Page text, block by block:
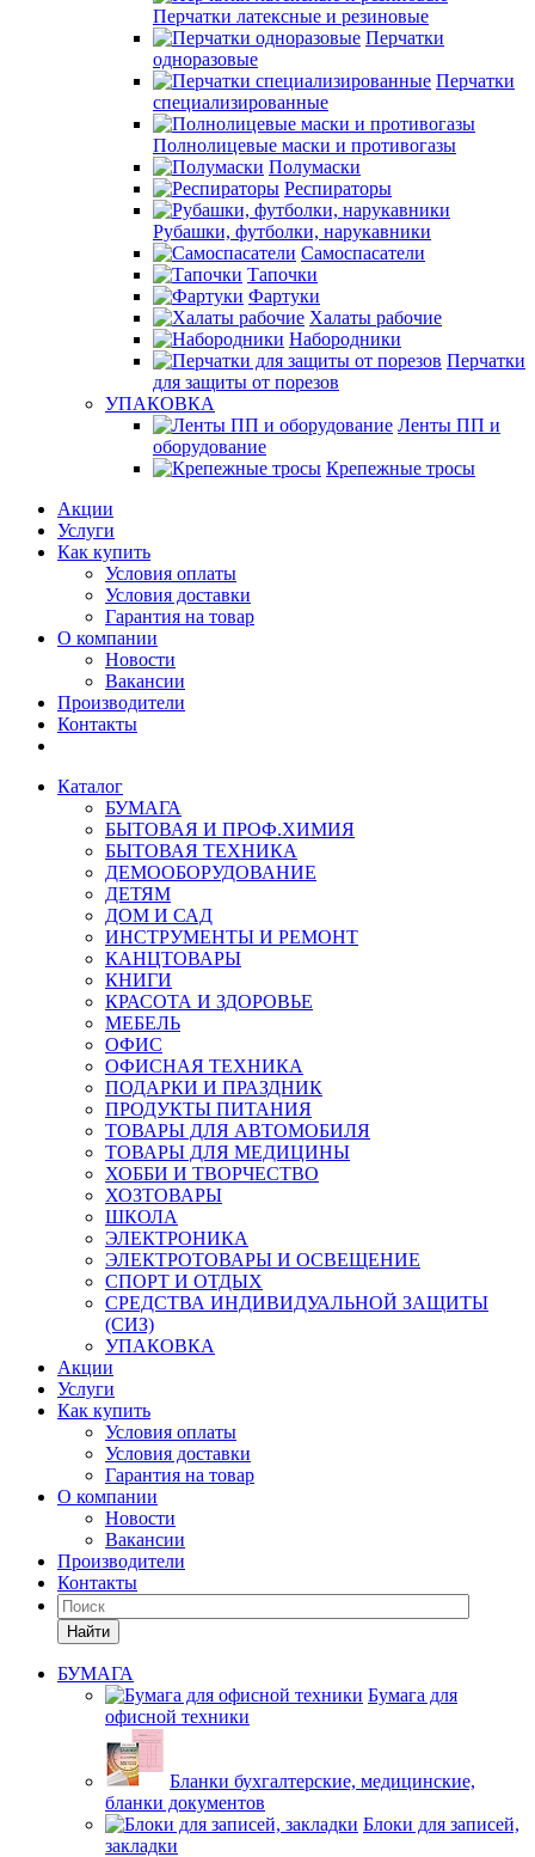
Перчатки латексные и резиновые
Перчатки
одноразовые
Перчатки
специализированные
Полнолицевые маски и противогазы
Полумаски
Респираторы
Рубашки, футболки, нарукавники
Самоспасатели
Тапочки
Фартуки
Халаты рабочие
Набородники
Перчатки
для защиты от порезов
УПАКОВКА
Ленты ПП и
оборудование
Крепежные тросы
Акции
Услуги
Как купить
Условия оплаты
Условия доставки
Гарантия на товар
О компании
Новости
Вакансии
Производители
Контакты
Каталог
БУМАГА
БЫТОВАЯ И ПРОФ.ХИМИЯ
БЫТОВАЯ ТЕХНИКА
ДЕМООБОРУДОВАНИЕ
ДЕТЯМ
ДОМ И САД
ИНСТРУМЕНТЫ И РЕМОНТ
КАНЦТОВАРЫ
КНИГИ
КРАСОТА И ЗДОРОВЬЕ
МЕБЕЛЬ
ОФИС
ОФИСНАЯ ТЕХНИКА
ПОДАРКИ И ПРАЗДНИК
ПРОДУКТЫ ПИТАНИЯ
ТОВАРЫ ДЛЯ АВТОМОБИЛЯ
ТОВАРЫ ДЛЯ МЕДИЦИНЫ
ХОББИ И ТВОРЧЕСТВО
ХОЗТОВАРЫ
ШКОЛА
ЭЛЕКТРОНИКА
ЭЛЕКТРОТОВАРЫ И ОСВЕЩЕНИЕ
СПОРТ И ОТДЫХ
СРЕДСТВА ИНДИВИДУАЛЬНОЙ ЗАЩИТЫ
(СИЗ)
УПАКОВКА
Акции
Услуги
Как купить
Условия оплаты
Условия доставки
Гарантия на товар
О компании
Новости
Вакансии
Производители
Контакты
Найти
БУМАГА
Бумага для
офисной техники
Бланки бухгалтерские, медицинские,
бланки документов
Блоки для записей,
закладки